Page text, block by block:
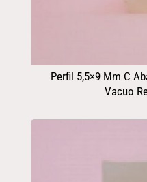
Perfil 5,5×9 Mm C
Vacuo